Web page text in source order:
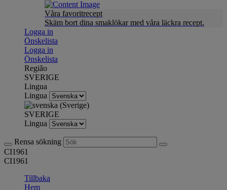
Våra favoritrecept
Skäm bort dina smaklökar med våra läckra recept.
Logga in
Önskelista
Logga in
Önskelista
Região
SVERIGE
Lingua
Lingua
SVERIGE
Lingua
Rensa sökning
CI1961
CI1961
Tillbaka
Hem